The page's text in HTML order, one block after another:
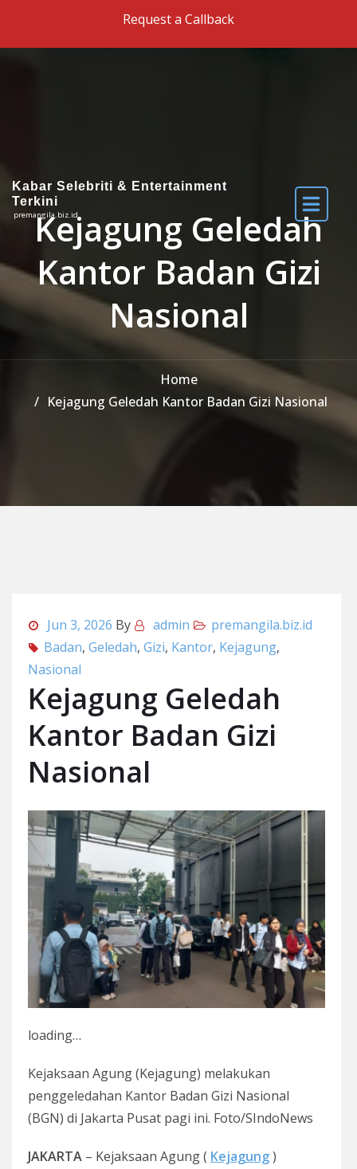
Request a Callback
Kabar Selebriti & Entertainment
Terkini
premangila.biz.id
Kejagung Geledah
Kantor Badan Gizi
Nasional
Home
Kejagung Geledah Kantor Badan Gizi Nasional
Jun 3, 2026 By admin
premangila.biz.id
Badan, Geledah, Gizi, Kantor, Kejagung,
Nasional
Kejagung Geledah
Kantor Badan Gizi
Nasional
loading…
Kejaksaan Agung (Kejagung) melakukan
penggeledahan Kantor Badan Gizi Nasional
(BGN) di Jakarta Pusat pagi ini. Foto/SIndoNews
JAKARTA – Kejaksaan Agung ( Kejagung)